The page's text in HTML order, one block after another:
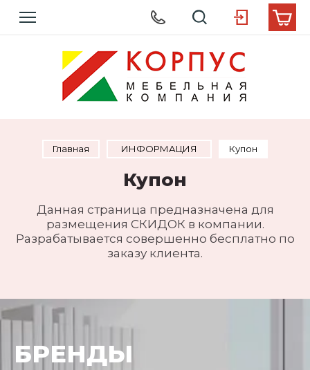
Главная
  ИНФОРМАЦИЯ
Купон
Купон
Данная страница предназначена для
размещения СКИДОК в компании.
Разрабатывается совершенно бесплатно по
заказу клиента.
БРЕНДЫ